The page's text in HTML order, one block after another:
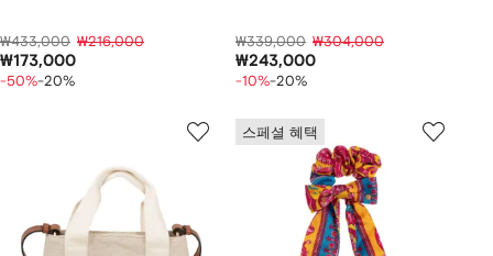
₩433,000 ₩216,000
₩173,000
-50%-20%
₩339,000 ₩304,000
₩243,000
-10%-20%
스페셜 혜택